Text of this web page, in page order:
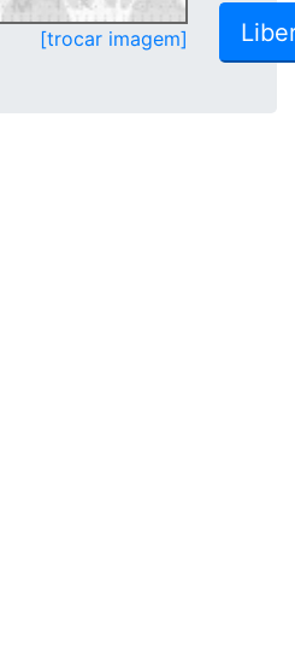
[trocar imagem]